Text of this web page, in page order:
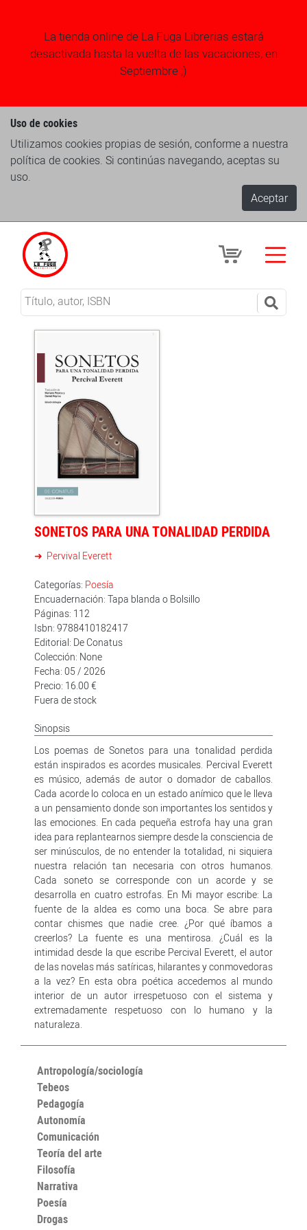
La tienda online de La Fuga Librerias estará
desactivada hasta la vuelta de las vacaciones, en
Septiembre ;)
Uso de cookies
Utilizamos cookies propias de sesión, conforme a nuestra
política de cookies. Si continúas navegando, aceptas su
uso.
Aceptar
SONETOS PARA UNA TONALIDAD PERDIDA
Pervival Everett
Categorías: Poesía
Encuadernación: Tapa blanda o Bolsillo
Páginas: 112
Isbn: 9788410182417
Editorial: De Conatus
Colección: None
Fecha: 05 / 2026
Precio: 16.00 €
Fuera de stock
Sinopsis
Los poemas de Sonetos para una tonalidad perdida
están inspirados es acordes musicales. Percival Everett
es músico, además de autor o domador de caballos.
Cada acorde lo coloca en un estado anímico que le lleva
a un pensamiento donde son importantes los sentidos y
las emociones. En cada pequeña estrofa hay una gran
idea para replantearnos siempre desde la consciencia de
ser minúsculos, de no entender la totalidad, ni siquiera
nuestra relación tan necesaria con otros humanos.
Cada soneto se corresponde con un acorde y se
desarrolla en cuatro estrofas. En Mi mayor escribe: La
fuente de la aldea es como una boca. Se abre para
contar chismes que nadie cree. ¿Por qué íbamos a
creerlos? La fuente es una mentirosa. ¿Cuál es la
intimidad desde la que escribe Percival Everett, el autor
de las novelas más satíricas, hilarantes y conmovedoras
a la vez? En esta obra poética accedemos al mundo
interior de un autor irrespetuoso con el sistema y
extremadamente respetuoso con lo humano y la
naturaleza.
Antropología/sociología
Tebeos
Pedagogía
Autonomía
Comunicación
Teoría del arte
Filosofía
Narrativa
Poesía
Drogas